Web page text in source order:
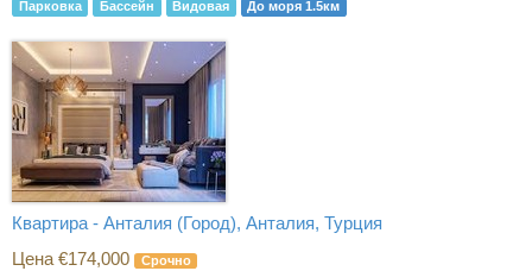
Парковка Бассейн Видовая До моря 1.5км
Квартира - Анталия (Город), Анталия, Турция
Цена €174,000
Срочно